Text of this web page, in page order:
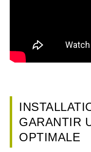
GARANTIR
OPTIMALE